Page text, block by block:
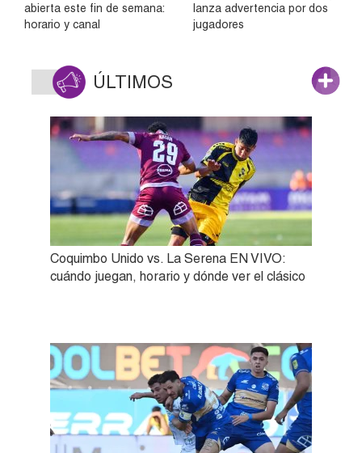
abierta este fin de semana:
horario y canal
lanza advertencia por dos
jugadores
ÚLTIMOS
Coquimbo Unido vs. La Serena EN VIVO:
cuándo juegan, horario y dónde ver el clásico